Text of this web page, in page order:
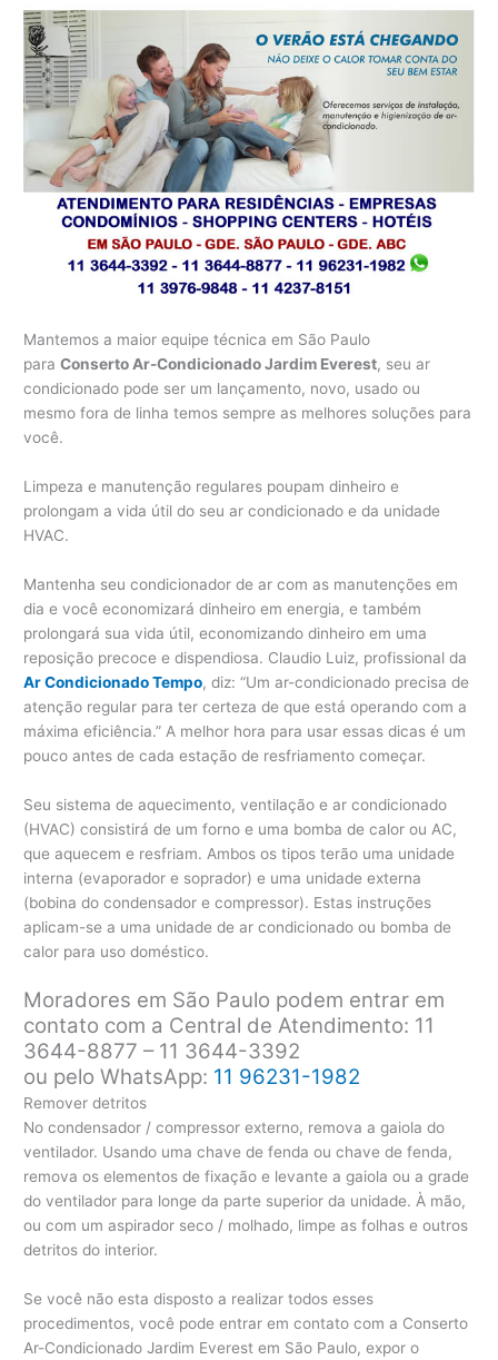
Mantemos a maior equipe técnica em São Paulo
paraConserto Ar-Condicionado Jardim Everest, seu ar
condicionado pode ser um lançamento, novo, usado ou
mesmo fora de linha temos sempre as melhores soluções para
você.
Limpeza e manutenção regulares poupam dinheiro e
prolongam a vida útil do seu ar condicionado e da unidade
HVAC.
Mantenha seu condicionador de ar com as manutenções em
dia e você economizará dinheiro em energia, e também
prolongará sua vida útil, economizando dinheiro em uma
reposição precoce e dispendiosa. Claudio Luiz, profissional da
Ar Condicionado Tempo, diz: “Um ar-condicionado precisa de
atenção regular para ter certeza de que está operando com a
máxima eficiência.” A melhor hora para usar essas dicas é um
pouco antes de cada estação de resfriamento começar.
Seu sistema de aquecimento, ventilação e ar condicionado
(HVAC) consistirá de um forno e uma bomba de calor ou AC,
que aquecem e resfriam. Ambos os tipos terão uma unidade
interna (evaporador e soprador) e uma unidade externa
(bobina do condensador e compressor). Estas instruções
aplicam-se a uma unidade de ar condicionado ou bomba de
calor para uso doméstico.
Moradores em São Paulo podem entrar em
contato com a Central de Atendimento: 11
3644-8877 – 11 3644-3392
ou pelo WhatsApp: 11 96231-1982
Remover detritos
No condensador / compressor externo, remova a gaiola do
ventilador. Usando uma chave de fenda ou chave de fenda,
remova os elementos de fixação e levante a gaiola ou a grade
do ventilador para longe da parte superior da unidade. À mão,
ou com um aspirador seco / molhado, limpe as folhas e outros
detritos do interior.
Se você não esta disposto a realizar todos esses
procedimentos, você pode entrar em contato com a Conserto
Ar-Condicionado Jardim Everest em São Paulo, expor o